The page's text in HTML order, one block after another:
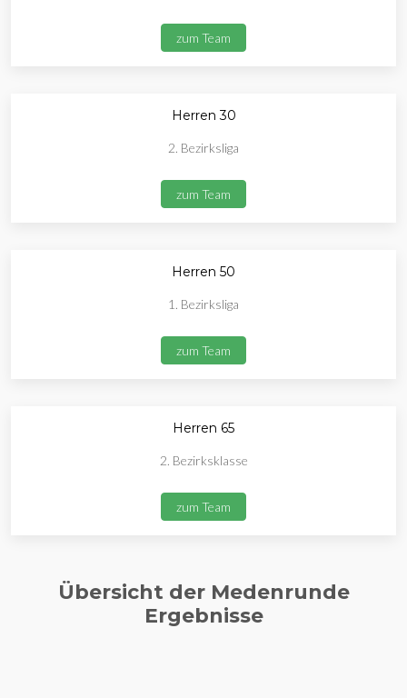
zum Team
Herren 30
2. Bezirksliga
zum Team
Herren 50
1. Bezirksliga
zum Team
Herren 65
2. Bezirksklasse
zum Team
Übersicht der Medenrunde
Ergebnisse